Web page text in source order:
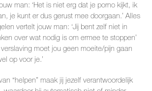
man: ‘Het is niet erg dat je porno kijkt, ik
je kunt er dus gerust mee doorgaan.’ Alles
vertelt jouw man: ‘Jij bent zelf niet in
over wat nodig is om ermee te stoppen’
moet jou geen moeite/pijn gaan
op voor je.’
“helpen” maak jij jezelf verantwoordelijk